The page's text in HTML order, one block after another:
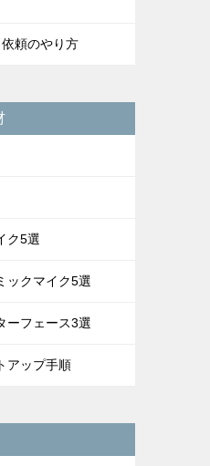
頼のやり方
ク5選
ックマイク5選
ーフェース3選
アップ手順